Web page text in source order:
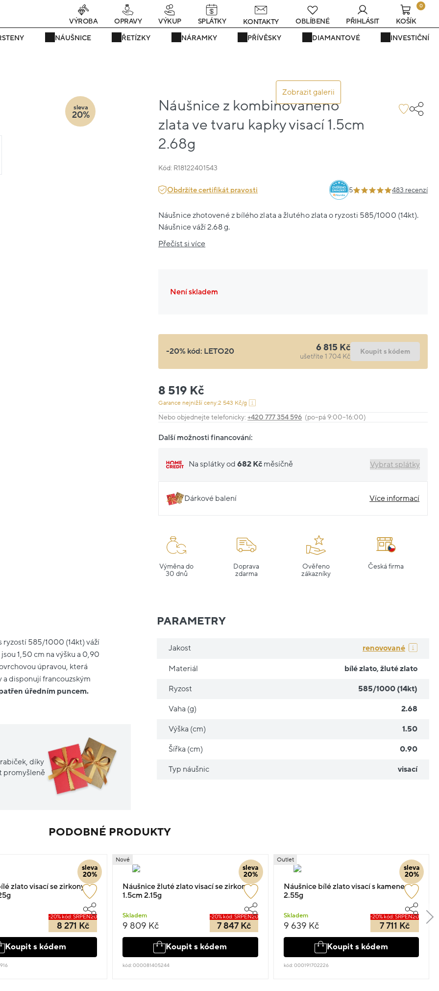
teď! - 20 % na vše! Kód: SRPEN20 23 dní : 11h : 55m : 59s
NÁUŠNICE ŘETÍZKY NÁRAMKY PŘÍVĚSKY DIAMANTOVÉ INVESTIČNÍ
VÝROBA OPRAVY VÝKUP SPLÁTKY KONTAKTY OBLÍBENÉ PŘIHLÁSIT
0
KOŠÍK
Zobrazit galerii
Náušnice z kombinovaného
zlata ve tvaru kapky visací 1.5cm
2.68g
Kód: R18122401543
sleva
20%
Obdržíte certifikát pravosti 5 483 recenzí
Náušnice zhotovené z bílého zlata a žlutého zlata o ryzosti 585/1000 (14kt).
Náušnice váží 2.68 g.
Přečíst si více
Není skladem
-20% kód: LETO20 6 815 Kč
ušetříte 1 704 Kč
Koupit s kódem
8 519 Kč
Garance nejnižší ceny:2 543 Kč/g
Nebo objednejte telefonicky:+420 777 354 596 (po–pá 9:00–16:00)
Další možnosti financování:
Na splátky od682 Kč měsíčně Vybrat splátky
Dárkové balení Více informací
Výměna do
30 dnů
Doprava
zdarma
Ověřeno
zákazníky
Česká firma
ryzostí 585/1000 (14kt) váží
1,50 cm na výšku a 0,90
úpravou, která
disponují francouzským
úředním puncem.
díky
promyšleně
PARAMETRY
Jakost renovované
Materiál bílé zlato, žluté zlato
Ryzost 585/1000 (14kt)
Vaha (g) 2.68
Výška (cm) 1.50
Šířka (cm) 0.90
Typ náušnic visací
PODOBNÉ PRODUKTY
sleva
20%
zlato visací se zirkony
-20% kód: SRPEN20
8 271 Kč
Koupit s kódem
sleva
20%
Nové
Náušnice žluté zlato visací se zirkony
1.5cm 2.15g
Skladem
9 809 Kč
-20% kód: SRPEN20
7 847 Kč
Koupit s kódem
kód: 000081405244
sleva
20%
Outlet
Náušnice bílé zlato visací s kamenem
2.55g
Skladem
9 639 Kč
-20% kód: SRPEN20
7 711 Kč
Koupit s kódem
kód: 000191702226